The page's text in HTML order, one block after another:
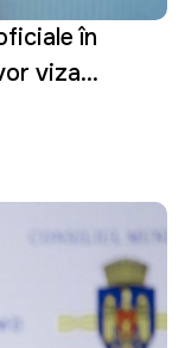
în
viza
Moldova